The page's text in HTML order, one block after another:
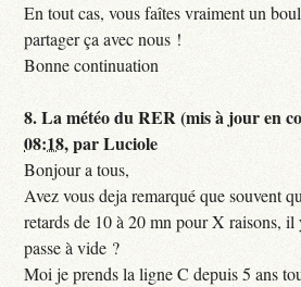
En tout cas, vous faîtes vraiment un
partager ça avec nous !
Bonne continuation
8.La météo du RER (mis à jour en
08:18,parLuciole
Bonjour a tous,
Avez vous deja remarqué que souvent
retards de 10 à 20 mn pour X raisons,
passe à vide ?
Moi je prends la ligne C depuis 5 ans